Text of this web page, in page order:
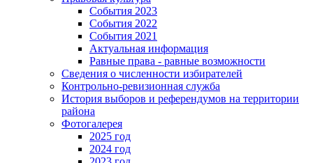
События 2023
События 2022
События 2021
Актуальная информация
Равные права - равные возможности
Сведения о численности избирателей
Контрольно-ревизионная служба
История выборов и референдумов на территории
района
Фотогалерея
2025 год
2024 год